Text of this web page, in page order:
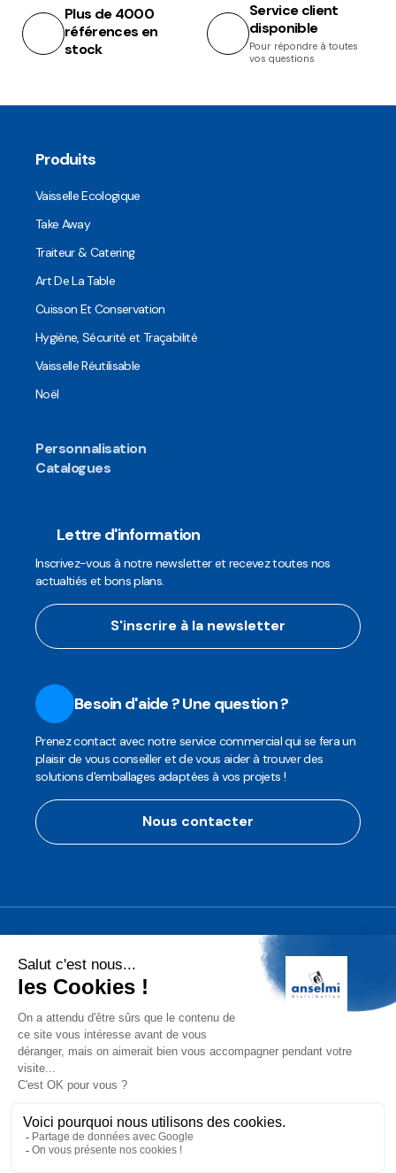
Plus de 4000
références en
stock
Service client
disponible
Pour répondre à toutes
vos questions
Produits
Vaisselle Ecologique
Take Away
Traiteur & Catering
Art De La Table
Cuisson Et Conservation
Hygiène, Sécurité et Traçabilité
Vaisselle Réutilisable
Noël
Personnalisation
Catalogues
Lettre d'information
Inscrivez-vous à notre newsletter et recevez toutes nos
actualtiés et bons plans.
S'inscrire à la newsletter
Besoin d'aide ? Une question ?
Prenez contact avec notre service commercial qui se fera un
plaisir de vous conseiller et de vous aider à trouver des
solutions d'emballages adaptées à vos projets !
Nous contacter
Anselmi Décoration
Découvrez notre assortiment de
décorations professionnelles pour les
Conditions Générales de Vente (CGV)
Mentions légales
Protection des Données
2025 Anselmi Distribution. Tous droits réservés